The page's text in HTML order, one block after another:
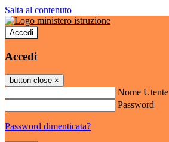
Salta al contenuto
Accedi
Accedi
button close ×
Nome Utente
Password
Password dimenticata?